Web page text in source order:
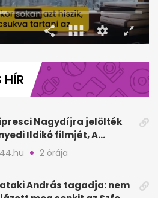
HÍR
Nagydíjra jelölték
Ildikó filmjét, A
barátot
2 órája
András tagadja: nem